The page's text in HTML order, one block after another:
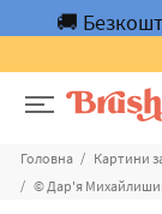
🚚
Головна Картини
© Дар'я